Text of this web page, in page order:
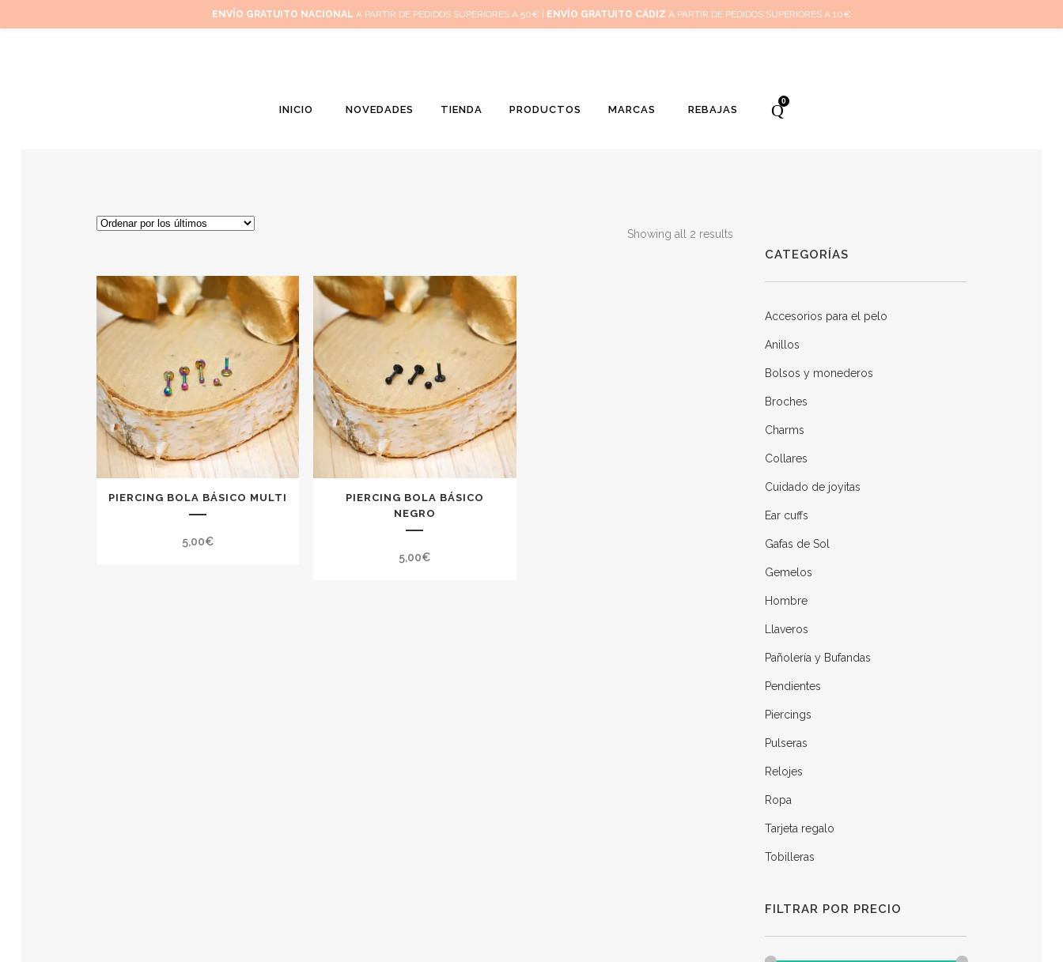
Inicio Mi cuenta Cuidado de tus joyas Conócenos
INICIO NOVEDADES TIENDA PRODUCTOS MARCAS REBAJAS
0
Showing all 2 results
PIERCING BOLA BÁSICO MULTI
5,00€
PIERCING BOLA BÁSICO
NEGRO
5,00€
CATEGORÍAS
Accesorios para el pelo
Anillos
Bolsos y monederos
Broches
Charms
Collares
Cuidado de joyitas
Ear cuffs
Gafas de Sol
Gemelos
Hombre
Llaveros
Pañolería y Bufandas
Pendientes
Piercings
Pulseras
Relojes
Ropa
Tarjeta regalo
Tobilleras
FILTRAR POR PRECIO
ENVÍO GRATUITO NACIONAL A PARTIR DE PEDIDOS SUPERIORES A 50€ | ENVÍO GRATUITO CÁDIZ A PARTIR DE PEDIDOS SUPERIORES A 10€